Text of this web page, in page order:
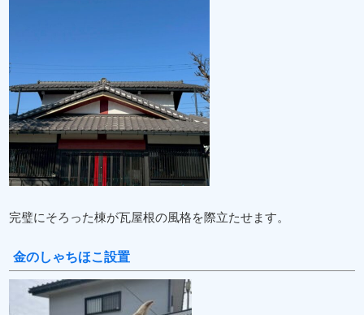
完璧にそろった棟が瓦屋根の風格を際立たせます。
金のしゃちほこ設置